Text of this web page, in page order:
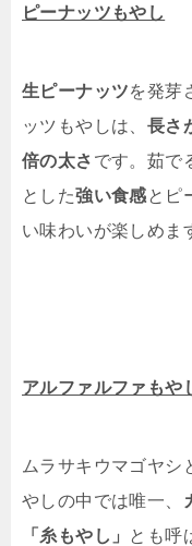
ピーナッツもやし
生ピーナッツを発芽
ッツもやしは、 長さ
倍の太さ です。茹で
とした強い食感とピ
い味わいが楽しめま
アルファルファもや
ムラサキウマゴヤシ
やしの中では唯一、
「糸もやし」 とも呼